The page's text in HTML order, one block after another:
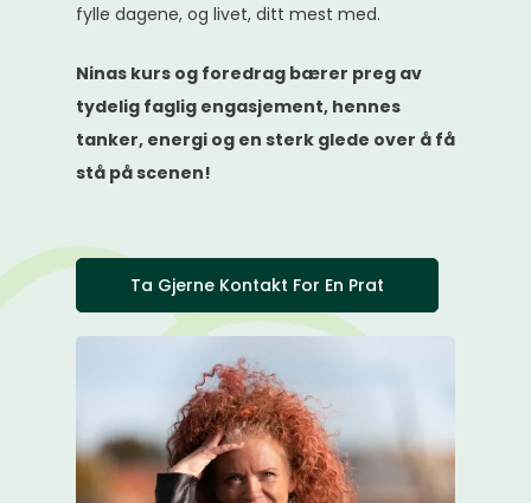
fylle dagene, og livet, ditt mest med.
Ninas kurs og foredrag bærer preg av
tydelig faglig engasjement, hennes
tanker, energi og en sterk glede over å få
stå på scenen!
Ta Gjerne Kontakt For En Prat